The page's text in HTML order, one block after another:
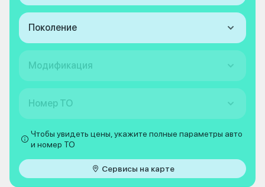
Поколение
Модификация
Номер ТО
Чтобы увидеть цены, укажите полные параметры авто
и номер ТО
Сервисы на карте